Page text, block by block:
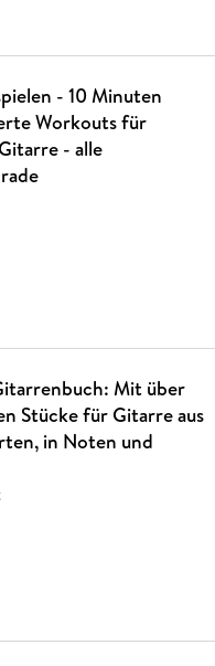
- 10 Minuten
Workouts für
- alle
Mit über
Stücke für Gitarre aus
in Noten und